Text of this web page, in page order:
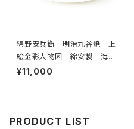
綿野安兵衛 明治九谷焼 上
絵金彩人物図 綿安製 海外
輸出用 里帰り品 アンティー
¥11,000
PRODUCT LIST